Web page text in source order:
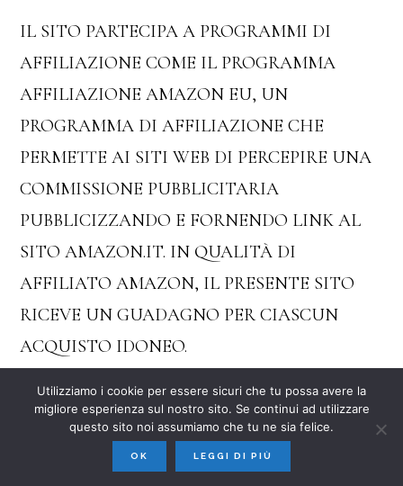
IL SITO PARTECIPA A PROGRAMMI DI
AFFILIAZIONE COME IL PROGRAMMA
AFFILIAZIONE AMAZON EU, UN
PROGRAMMA DI AFFILIAZIONE CHE
PERMETTE AI SITI WEB DI PERCEPIRE UNA
COMMISSIONE PUBBLICITARIA
PUBBLICIZZANDO E FORNENDO LINK AL
SITO AMAZON.IT. IN QUALITÀ DI
AFFILIATO AMAZON, IL PRESENTE SITO
RICEVE UN GUADAGNO PER CIASCUN
ACQUISTO IDONEO.
Utilizziamo i cookie per essere sicuri che tu possa avere la
migliore esperienza sul nostro sito. Se continui ad utilizzare
questo sito noi assumiamo che tu ne sia felice.
OK LEGGI DI PIÙ